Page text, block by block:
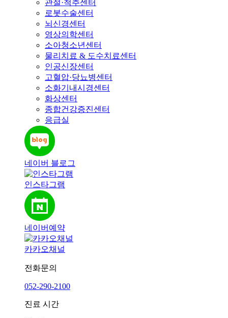
관절·척추센터
로봇수술센터
뇌신경센터
영상의학센터
소아청소년센터
물리치료 & 도수치료센터
인공신장센터
고혈압·당뇨병센터
소화기내시경센터
화상센터
종합건강증진센터
응급실
네이버 블로그
인스타그램
네이버예약
카카오채널
전화문의
052-290-2100
진료 시간